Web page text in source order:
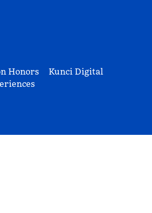
Honors
Kunci Digital